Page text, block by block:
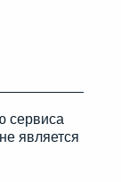
сервиса
является